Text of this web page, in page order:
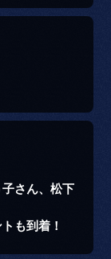
さん、松下
も到着！